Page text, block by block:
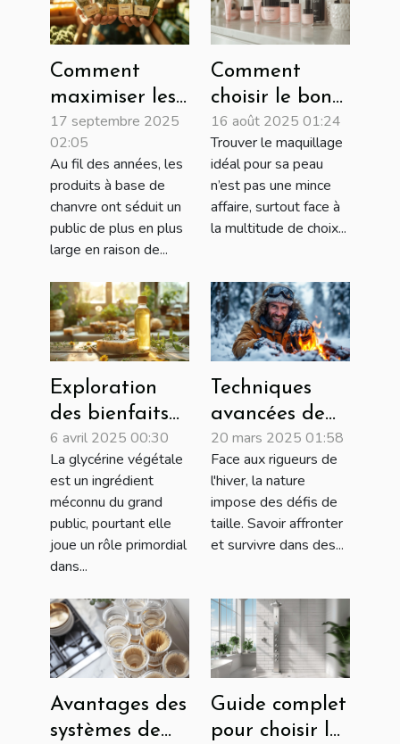
Comment
maximiser les
économies sur
les achats de
produits à
base de
chanvre ?
17 septembre 2025
02:05
Au fil des années, les
produits à base de
chanvre ont séduit un
public de plus en plus
large en raison de...
Comment
choisir le bon
maquillage
Younique pour
votre type de
peau ?
16 août 2025 01:24
Trouver le maquillage
idéal pour sa peau
n’est pas une mince
affaire, surtout face à
la multitude de choix...
Exploration
des bienfaits
de la glycérine
végétale dans
les savons
artisanaux
6 avril 2025 00:30
La glycérine végétale
est un ingrédient
méconnu du grand
public, pourtant elle
joue un rôle primordial
dans...
Techniques
avancées de
survie en
conditions
hivernales
extrêmes
20 mars 2025 01:58
Face aux rigueurs de
l'hiver, la nature
impose des défis de
taille. Savoir affronter
et survivre dans des...
Avantages des
systèmes de
Guide complet
pour choisir la